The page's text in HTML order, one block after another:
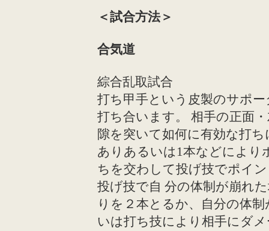
＜試合方法＞
合気道
綜合乱取試合
打ち甲手という皮製のサポ
打ち合います。 相手の正面
隙を突いて如何に有効な打
ありあるいは1本などにより
ちを交わして投げ技でポイ
投げ技で自 分の体制が崩れ
りを２本とるか、自分の体
いは打ち技により相手にダ